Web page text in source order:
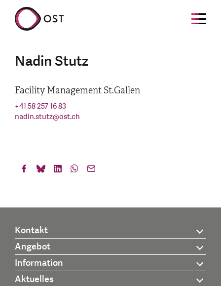
Nadin Stutz
Facility Management St.Gallen
+41 58 257 16 83
nadin.stutz@ost.ch
Kontakt
Angebot
Information
Aktuelles